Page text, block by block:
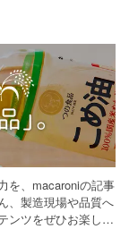
を、macaroniの記事
、製造現場や品質へ
ンツをぜひお楽しみ